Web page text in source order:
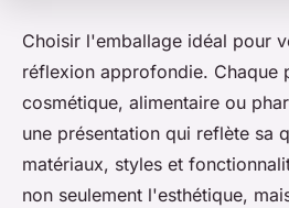
Choisir l'emballage idéal pour
réflexion approfondie. Chaque
cosmétique, alimentaire ou
une présentation qui reflète sa
matériaux, styles et
non seulement l'esthétique,